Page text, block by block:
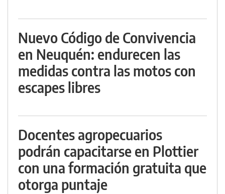
Nuevo Código de Convivencia
en Neuquén: endurecen las
medidas contra las motos con
escapes libres
Docentes agropecuarios
podrán capacitarse en Plottier
con una formación gratuita que
otorga puntaje